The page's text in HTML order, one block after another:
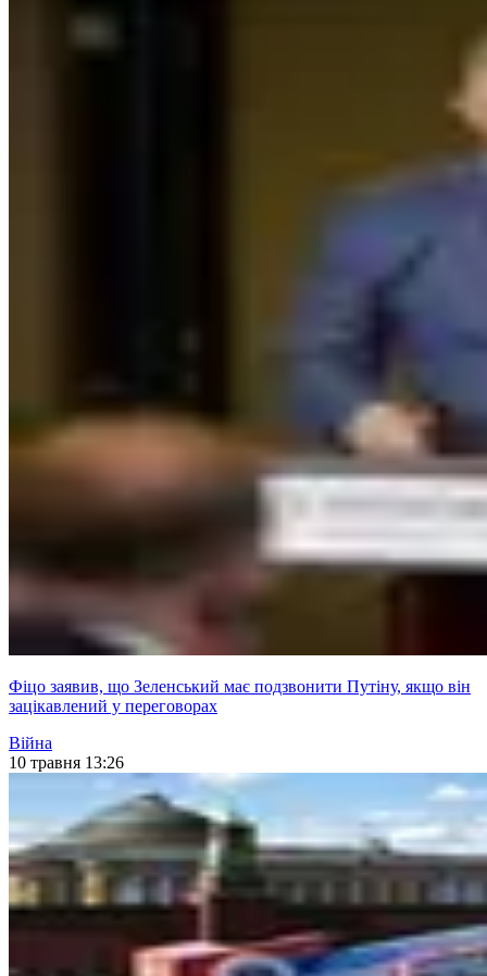
Фіцо заявив, що Зеленський має подзвонити Путіну, якщо він
зацікавлений у переговорах
Війна
10 травня 13:26